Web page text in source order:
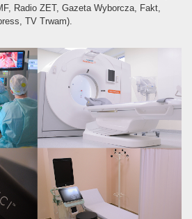
Radio ZET, Gazeta Wyborcza, Fakt,
TV Trwam).